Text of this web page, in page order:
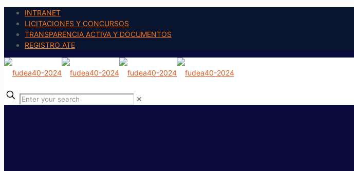
INTRANET
LICITACIONES Y CONCURSOS
TRANSPARENCIA ACTIVA Y DOCUMENTOS
REGISTRO ATE
✕